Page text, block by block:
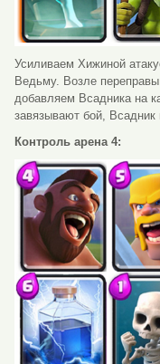
Усиливаем Хижиной
Ведьму. Возле
добавляем Всадника на
завязывают бой, Всадник
Контроль арена 4: